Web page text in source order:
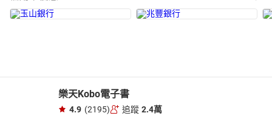
樂天Kobo電子書
4.9 (2195) 追蹤 2.4萬